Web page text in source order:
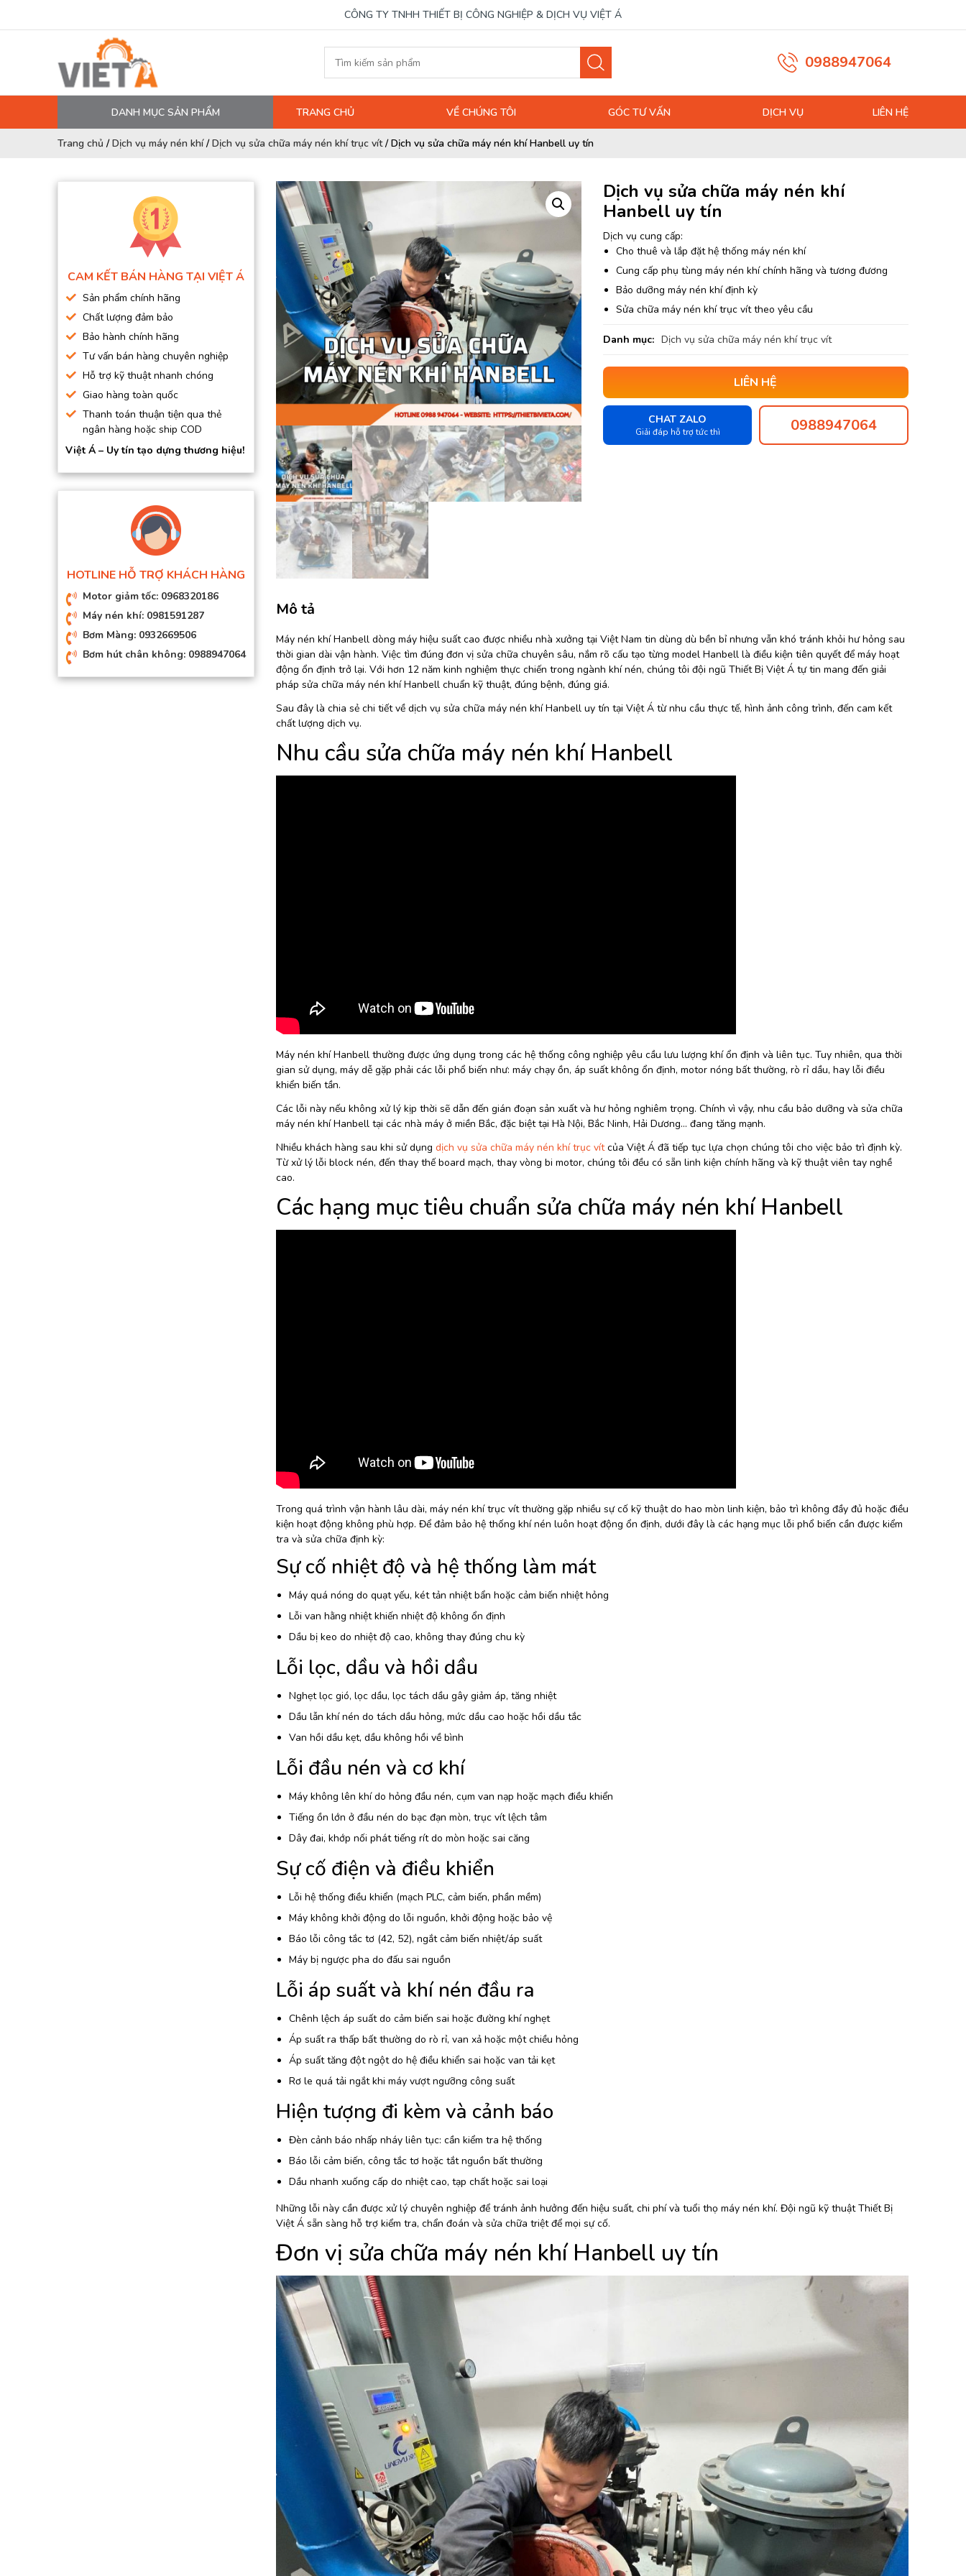
CÔNG TY TNHH THIẾT BỊ CÔNG NGHIỆP & DỊCH VỤ VIỆT Á
0988947064
DANH MỤC SẢN PHẨM
MÁY NÉN KHÍ
DẦU MÁY NÉN KHÍ
DÂY HƠI, ỐNG HƠI
BƠM MÀNG KHÍ NÉN
BƠM HÚT CHÂN KHÔNG
BƠM ĐỊNH LƯỢNG
MOTOR, HỘP GIẢM TỐC
MÁY TẠO KHÍ NITO
TRANG CHỦ VỀ CHÚNG TÔI GÓC TƯ VẤN DỊCH VỤ LIÊN HỆ
Trang chủ /Dịch vụ máy nén khí/Dịch vụ sửa chữa máy nén khí trục vít/Dịch vụ sửa chữa máy nén khí Hanbell uy tín
CAM KẾT BÁN HÀNG TẠI VIỆT Á
Sản phẩm chính hãng
Chất lượng đảm bảo
Bảo hành chính hãng
Tư vấn bán hàng chuyên nghiệp
Hỗ trợ kỹ thuật nhanh chóng
Giao hàng toàn quốc
Thanh toán thuận tiện qua thẻ
ngân hàng hoặc ship COD
Việt Á – Uy tín tạo dựng thương hiệu!
HOTLINE HỖ TRỢ KHÁCH HÀNG
Motor giảm tốc: 0968320186
Máy nén khí: 0981591287
Bơm Màng: 0932669506
Bơm hút chân không: 0988947064
Dịch vụ sửa chữa máy nén khí
Hanbell uy tín
Dịch vụ cung cấp:
Cho thuê và lắp đặt hệ thống máy nén khí
Cung cấp phụ tùng máy nén khí chính hãng và tương đương
Bảo dưỡng máy nén khí định kỳ
Sửa chữa máy nén khí trục vít theo yêu cầu
Danh mục: Dịch vụ sửa chữa máy nén khí trục vít
LIÊN HỆ
CHAT ZALO
Giải đáp hỗ trợ tức thì 0988947064
Mô tả
Máy nén khí Hanbell dòng máy hiệu suất cao được nhiều nhà xưởng tại Việt Nam tin dùng dù bền bỉ nhưng vẫn khó tránh khỏi hư hỏng sau
thời gian dài vận hành. Việc tìm đúng đơn vị sửa chữa chuyên sâu, nắm rõ cấu tạo từng model Hanbell là điều kiện tiên quyết để máy hoạt
động ổn định trở lại. Với hơn 12 năm kinh nghiệm thực chiến trong ngành khí nén, chúng tôi đội ngũ Thiết Bị Việt Á tự tin mang đến giải
pháp sửa chữa máy nén khí Hanbell chuẩn kỹ thuật, đúng bệnh, đúng giá.
Sau đây là chia sẻ chi tiết về dịch vụ sửa chữa máy nén khí Hanbell uy tín tại Việt Á từ nhu cầu thực tế, hình ảnh công trình, đến cam kết
chất lượng dịch vụ.
Nhu cầu sửa chữa máy nén khí Hanbell
Máy nén khí Hanbell thường được ứng dụng trong các hệ thống công nghiệp yêu cầu lưu lượng khí ổn định và liên tục. Tuy nhiên, qua thời
gian sử dụng, máy dễ gặp phải các lỗi phổ biến như: máy chạy ồn, áp suất không ổn định, motor nóng bất thường, rò rỉ dầu, hay lỗi điều
khiển biến tần.
Các lỗi này nếu không xử lý kịp thời sẽ dẫn đến gián đoạn sản xuất và hư hỏng nghiêm trọng. Chính vì vậy, nhu cầu bảo dưỡng và sửa chữa
máy nén khí Hanbell tại các nhà máy ở miền Bắc, đặc biệt tại Hà Nội, Bắc Ninh, Hải Dương… đang tăng mạnh.
Nhiều khách hàng sau khi sử dụng dịch vụ sửa chữa máy nén khí trục vítcủa Việt Á đã tiếp tục lựa chọn chúng tôi cho việc bảo trì định kỳ.
Từ xử lý lỗi block nén, đến thay thế board mạch, thay vòng bi motor, chúng tôi đều có sẵn linh kiện chính hãng và kỹ thuật viên tay nghề
cao.
Các hạng mục tiêu chuẩn sửa chữa máy nén khí Hanbell
Trong quá trình vận hành lâu dài, máy nén khí trục vít thường gặp nhiều sự cố kỹ thuật do hao mòn linh kiện, bảo trì không đầy đủ hoặc điều
kiện hoạt động không phù hợp. Để đảm bảo hệ thống khí nén luôn hoạt động ổn định, dưới đây là các hạng mục lỗi phổ biến cần được kiểm
tra và sửa chữa định kỳ:
Sự cố nhiệt độ và hệ thống làm mát
Máy quá nóng do quạt yếu, két tản nhiệt bẩn hoặc cảm biến nhiệt hỏng
Lỗi van hằng nhiệt khiến nhiệt độ không ổn định
Dầu bị keo do nhiệt độ cao, không thay đúng chu kỳ
Lỗi lọc, dầu và hồi dầu
Nghẹt lọc gió, lọc dầu, lọc tách dầu gây giảm áp, tăng nhiệt
Dầu lẫn khí nén do tách dầu hỏng, mức dầu cao hoặc hồi dầu tắc
Van hồi dầu kẹt, dầu không hồi về bình
Lỗi đầu nén và cơ khí
Máy không lên khí do hỏng đầu nén, cụm van nạp hoặc mạch điều khiển
Tiếng ồn lớn ở đầu nén do bạc đạn mòn, trục vít lệch tâm
Dây đai, khớp nối phát tiếng rít do mòn hoặc sai căng
Sự cố điện và điều khiển
Lỗi hệ thống điều khiển (mạch PLC, cảm biến, phần mềm)
Máy không khởi động do lỗi nguồn, khởi động hoặc bảo vệ
Báo lỗi công tắc tơ (42, 52), ngắt cảm biến nhiệt/áp suất
Máy bị ngược pha do đấu sai nguồn
Lỗi áp suất và khí nén đầu ra
Chênh lệch áp suất do cảm biến sai hoặc đường khí nghẹt
Áp suất ra thấp bất thường do rò rỉ, van xả hoặc một chiều hỏng
Áp suất tăng đột ngột do hệ điều khiển sai hoặc van tải kẹt
Rơ le quá tải ngắt khi máy vượt ngưỡng công suất
Hiện tượng đi kèm và cảnh báo
Đèn cảnh báo nhấp nháy liên tục: cần kiểm tra hệ thống
Báo lỗi cảm biến, công tắc tơ hoặc tắt nguồn bất thường
Dầu nhanh xuống cấp do nhiệt cao, tạp chất hoặc sai loại
Những lỗi này cần được xử lý chuyên nghiệp để tránh ảnh hưởng đến hiệu suất, chi phí và tuổi thọ máy nén khí. Đội ngũ kỹ thuật Thiết Bị
Việt Á sẵn sàng hỗ trợ kiểm tra, chẩn đoán và sửa chữa triệt để mọi sự cố.
Đơn vị sửa chữa máy nén khí Hanbell uy tín